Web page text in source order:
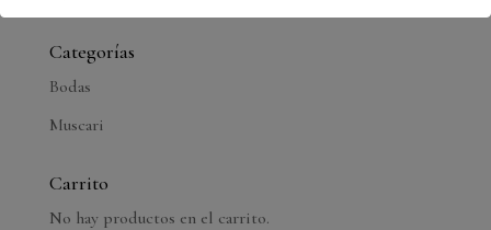
Categorías
Bodas
Muscari
Carrito
No hay productos en el carrito.